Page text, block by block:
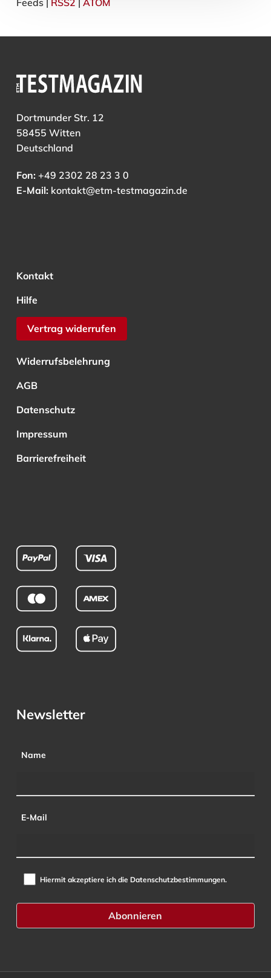
Dortmunder Str. 12
58455 Witten
Deutschland
Fon:+49 2302 28 23 3 0
E-Mail: kontakt@etm-testmagazin.de
Kontakt
Hilfe
Vertrag widerrufen
Widerrufsbelehrung
AGB
Datenschutz
Impressum
Barrierefreiheit
Newsletter
Name
E-Mail
Hiermit akzeptiere ich die Datenschutzbestimmungen.